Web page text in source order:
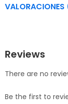
Reviews
There are no
Be the first to